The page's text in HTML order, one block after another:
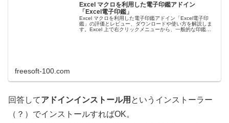
Excel マクロを利用した電子印鑑アドイン
「Excel電子印鑑」
Excel マクロを利用した電子印鑑アドイン「Excel電子印
鑑」の評価とレビュー、ダウンロードや使い方を解説しま
す。Excel 上で右クリックメニューから、一般的な印鑑デ
freesoft-100.com
回答してアドインインストール用 というインストーラー
（？）でインストールすればOK。